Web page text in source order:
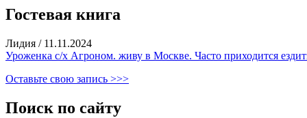
Гостевая книга
Лидия / 11.11.2024
Уроженка с/х Агроном. живу в Москве. Часто приходится
Оставьте свою запись >>>
Поиск по сайту